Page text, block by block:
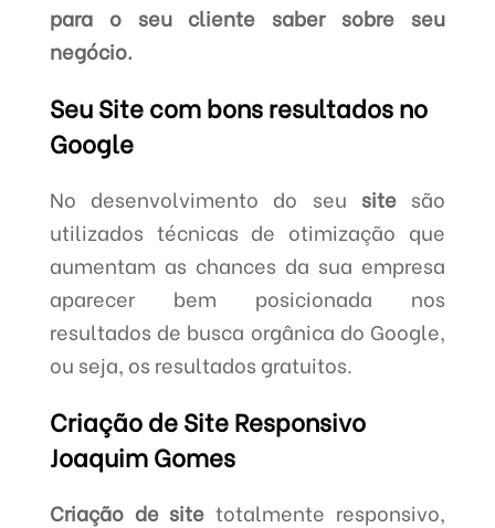
para o seu cliente saber sobre seu
negócio.
Seu Site com bons resultados no
Google
No desenvolvimento do seu sitesão
utilizados técnicas de otimização que
aumentam as chances da sua empresa
aparecer bem posicionada nos
resultados de busca orgânica do Google,
ou seja, os resultados gratuitos.
Criação de Site Responsivo
Joaquim Gomes
Criação de site totalmente responsivo,